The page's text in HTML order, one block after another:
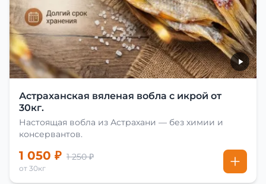
Астраханская вяленая вобла с икрой от
30кг.
Настоящая вобла из Астрахани — без химии и
консервантов.
1 050 ₽ 1 250 ₽
от 30кг